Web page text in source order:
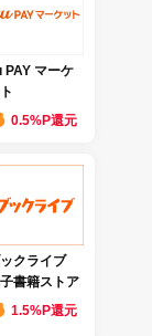
PAY マーケ
0.5%P還元
クライブ
書籍ストア
1.5%P還元